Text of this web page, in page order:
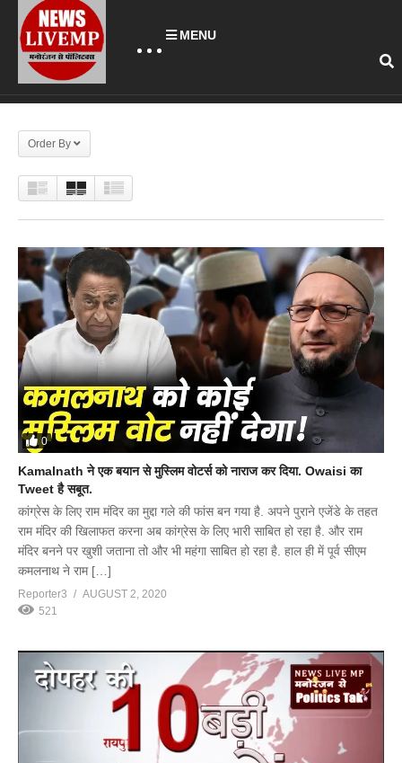
MENU
Order By
0
Kamalnath ने एक बयान से मुस्लिम वोटर्स को नाराज कर दिया. Owaisi का
Tweet है सबूत.
कांग्रेस के लिए राम मंदिर का मुद्दा गले की फांस बन गया है. अपने पुराने एजेंडे के तहत
राम मंदिर की खिलाफत करना अब कांग्रेस के लिए भारी साबित हो रहा है. और राम
मंदिर बनने पर खुशी जताना तो और भी महंगा साबित हो रहा है. हाल ही में पूर्व सीएम
कमलनाथ ने राम […]
Reporter3
AUGUST 2, 2020
521